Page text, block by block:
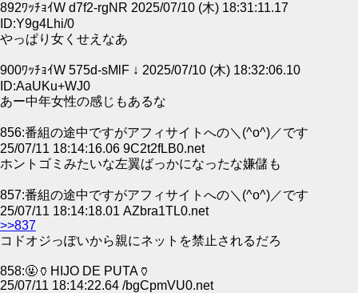
892ﾜｯﾁｮｲW d7f2-rgNR 2025/07/10 (木) 18:31:11.17
ID:Y9g4Lhi/0
やっぱり女くせえなあ
900ﾜｯﾁｮｲW 575d-sMlF ↓ 2025/07/10 (木) 18:32:06.10
ID:AaUKu+WJ0
あー中年女性の感じもあるな
856:番組の途中ですがアフィサイトへの＼(^o^)／です
25/07/11 18:14:16.06 9C2t2fLB0.net
ホントゴミみたいな左翼ばっかになったな嫌儲も
857:番組の途中ですがアフィサイトへの＼(^o^)／です
25/07/11 18:14:18.01 AZbra1TL0.net
>>837
コドオジっぽいから親にネットを禁止されるだろ
858:🤬🏺HIJO DE PUTA🏺
25/07/11 18:14:22.64 /bgCpmVU0.net